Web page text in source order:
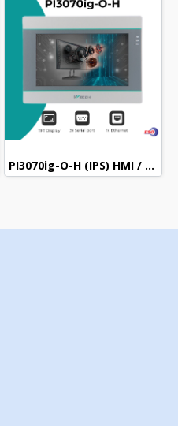
PI3070ig-O-H (IPS) HMI / Human machine interface WECON